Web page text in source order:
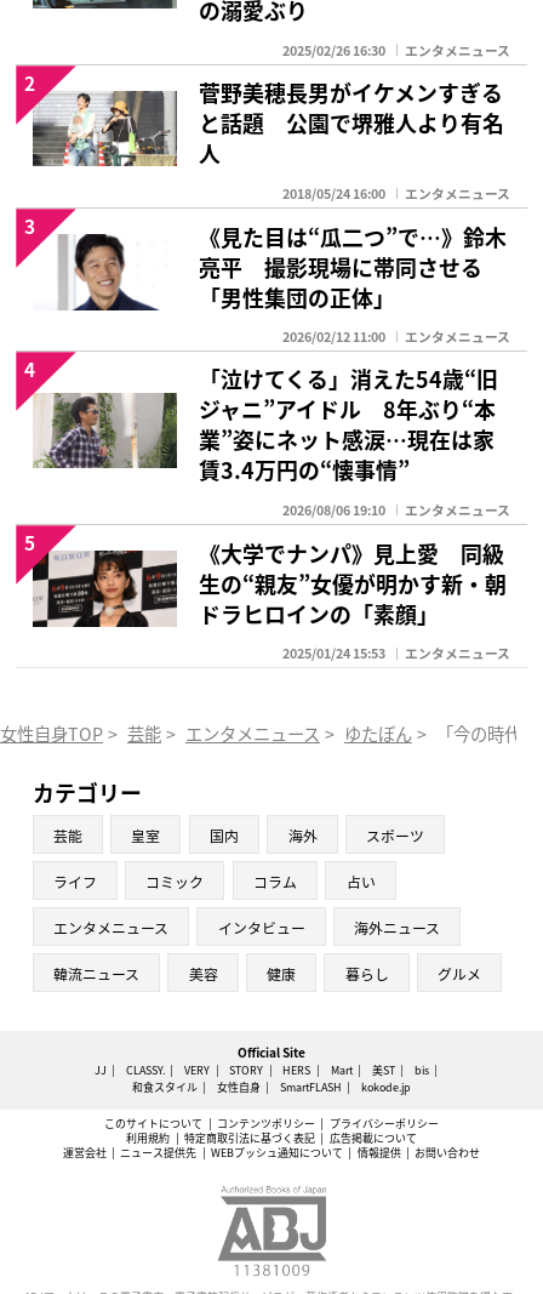
の溺愛ぶり
2025/02/26 16:30 エンタメニュース
菅野美穂長男がイケメンすぎる
と話題 公園で堺雅人より有名
人
2018/05/24 16:00 エンタメニュース
2
《見た目は“瓜二つ”で…》鈴木
亮平 撮影現場に帯同させる
「男性集団の正体」
2026/02/12 11:00 エンタメニュース
3
「泣けてくる」消えた54歳“旧
ジャニ”アイドル 8年ぶり“本
業”姿にネット感涙…現在は家
賃3.4万円の“懐事情”
2026/08/06 19:10 エンタメニュース
4
《大学でナンパ》見上愛 同級
生の“親友”女優が明かす新・朝
ドラヒロインの「素顔」
2025/01/24 15:53 エンタメニュース
5
女性自身TOP > 芸能 > エンタメニュース > ゆたぼん > 「今の時代
カテゴリー
芸能 皇室 国内 海外 スポーツ
ライフ コミック コラム 占い
エンタメニュース インタビュー 海外ニュース
韓流ニュース 美容 健康 暮らし グルメ
Official Site
JJ CLASSY. VERY STORY HERS Mart 美ST
bis
和食スタイル
女性自身 SmartFLASH kokode.jp
このサイトについて コンテンツポリシー
プライバシーポリシー
利用規約
特定商取引法に基づく表記
広告掲載について
運営会社
ニュース提供先 WEBプッシュ通知について 情報提供 お問い合わせ